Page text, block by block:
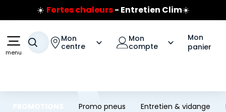
Aller au contenu principal
Aller à la navigation
☀️ Fortes chaleurs- Entretien Clim☀️
Prix coûtant pneus Bridgestone
🔥
Jusqu'à 120€ remboursés
sur les pneus Bridgestone
menu
Votre recherche
Mon
centre
Mon
compte
Mon
panier
Promo pneus Entretien & vidange